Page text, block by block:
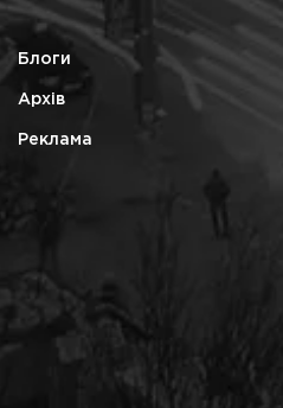
Блоги
Архів
Реклама